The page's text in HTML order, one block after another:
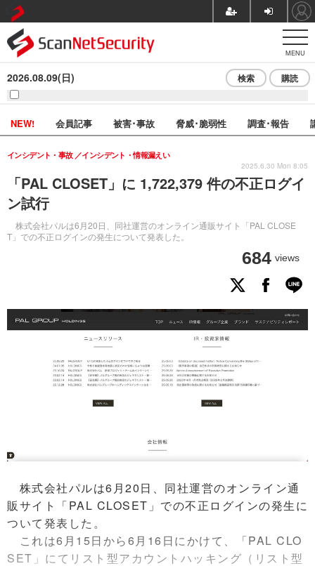
MENU
2026.08.09(日) 検索 購読
NEW! 会員記事 被害･事故 脅威･脆弱性 調査･報告
「PAL CLOSET」に 1,722,379 件の不正ログイ
ン試行
株式会社パルは6月20日、同社運営のオンライン通販サイト「PAL CLOSE
T」での不正ログインの発生について発表した。
インシデント・事故 インシデント・情報漏えい
684 views
2025.6.30 Mon 8:05
株式会社パルは6月20日、同社運営のオンライン通
販サイト「PAL CLOSET」での不正ログインの発生に
ついて発表した。
これは6月15日から6月16日にかけて、「PAL CLO
SET」にてリスト型アカウントハッキング（リスト型